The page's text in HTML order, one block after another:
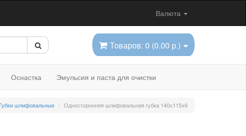
Валюта
Товаров: 0 (0.00 р.)
Оснастка Эмульсия и паста для очистки
Губки шлифовальные Односторонняя шлифовальная губка 140х115х6